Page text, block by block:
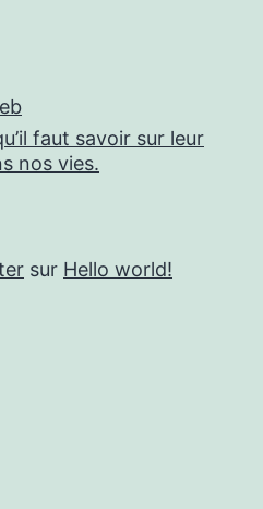
faut savoir sur leur
nos vies.
sur Hello world!